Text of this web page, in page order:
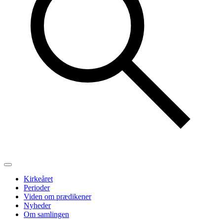
Kirkeåret
Perioder
Viden om prædikener
Nyheder
Om samlingen